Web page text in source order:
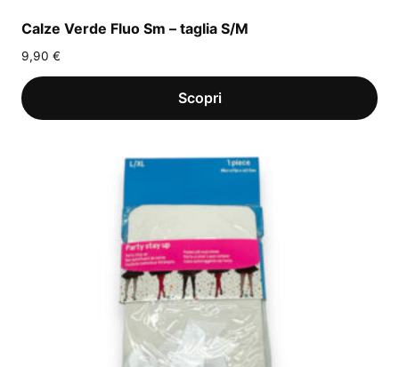
Calze Verde Fluo Sm – taglia S/M
9,90 €